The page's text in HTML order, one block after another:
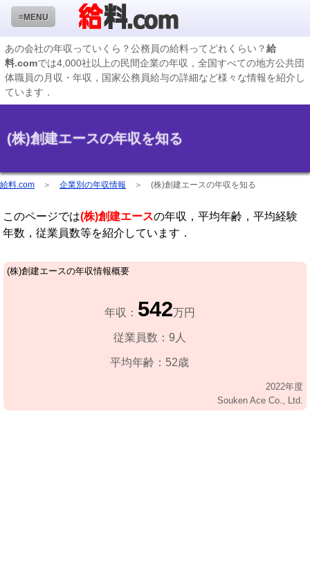
≡MENU
企業検索
年収ランキング
国家公務員編
地方公務員給料検索
収録企業データの状況
あの会社の年収っていくら？公務員の給料ってどれくらい？給
料.comでは4,000社以上の民間企業の年収，全国すべての地方公共団
体職員の月収・年収，国家公務員給与の詳細など様々な情報を紹介し
ています．
(株)創建エースの年収を知る
給料.com ＞ 企業別の年収情報 ＞ (株)創建エースの年収を知る
このページでは(株)創建エースの年収，平均年齢，平均経験
年数，従業員数等を紹介しています．
(株)創建エースの年収情報概要
年収： 542万円
従業員数：9人
平均年齢：52歳
2022年度
Souken Ace Co., Ltd.